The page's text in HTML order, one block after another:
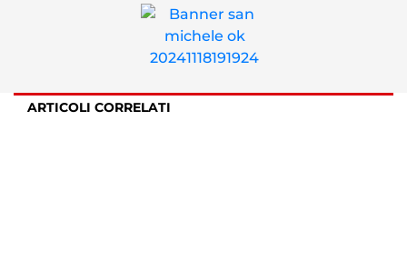
ARTICOLI CORRELATI